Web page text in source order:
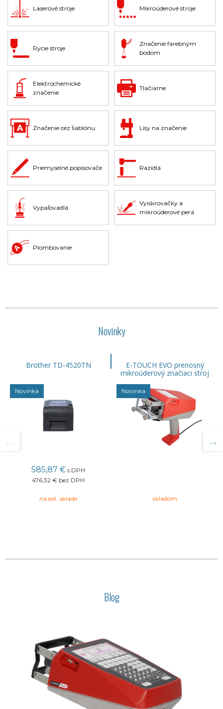
Laserové stroje Mikroúderové stroje
Rycie stroje
Značenie farebným
bodom
Elektrochemické
značenie
Tlačiarne
Značenie cez šablónu Lisy na značenie
Priemyselné popisovače Razidlá
Vypaľovadlá
Vyiskrovačky a
mikroúderové perá
Plombovanie
Novinky
Brother TD-4520TN
Novinka
585,87 € s DPH
476,32 € bez DPH
na ext. sklade
E-TOUCH EVO prenosný
mikroúderový značiaci stroj
Novinka
skladom
Blog